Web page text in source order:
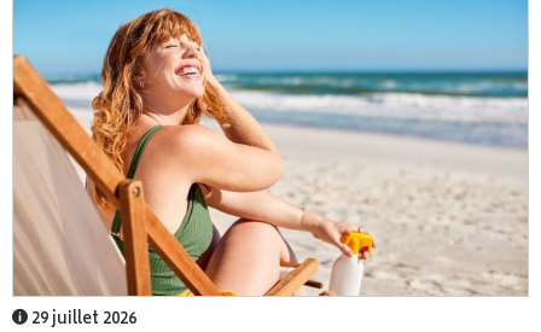
29 juillet 2026